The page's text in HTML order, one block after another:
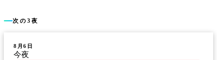
次の3夜
8月6日
今夜